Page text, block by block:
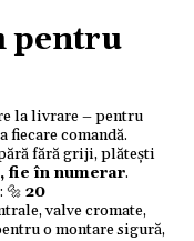
pentru
la livrare – pentru
comandă.
fără griji, plătești
fie în numerar.
: 🔩 20
valve cromate,
o montare sigură,